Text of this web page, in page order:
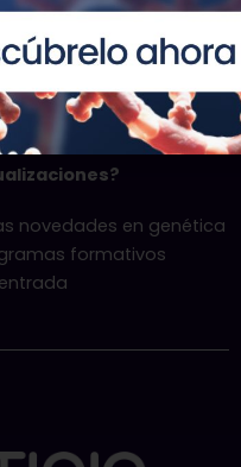
novedades en genética
formativos